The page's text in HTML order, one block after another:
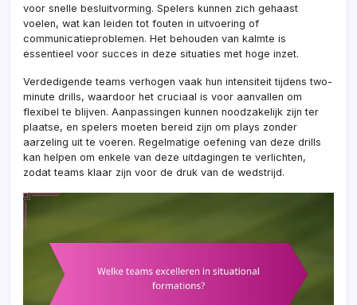
voor snelle besluitvorming. Spelers kunnen zich gehaast
voelen, wat kan leiden tot fouten in uitvoering of
communicatieproblemen. Het behouden van kalmte is
essentieel voor succes in deze situaties met hoge inzet.
Verdedigende teams verhogen vaak hun intensiteit tijdens two-
minute drills, waardoor het cruciaal is voor aanvallen om
flexibel te blijven. Aanpassingen kunnen noodzakelijk zijn ter
plaatse, en spelers moeten bereid zijn om plays zonder
aarzeling uit te voeren. Regelmatige oefening van deze drills
kan helpen om enkele van deze uitdagingen te verlichten,
zodat teams klaar zijn voor de druk van de wedstrijd.